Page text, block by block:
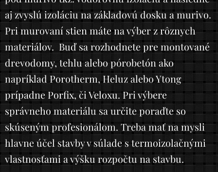
aj zvyslú izoláciu na základovú dosku a murivo.
Pri murovaní stien máte na výber z rôznych
materiálov. Buď sa rozhodnete pre montované
drevodomy, tehlu alebo pórobetón ako
napríklad Porotherm, Heluz alebo Ytong
prípadne Porfix, či Veloxu. Pri výbere
správneho materiálu sa určite poraďte so
skúseným profesionálom. Treba mať na mysli
hlavne účel stavby v súlade s termoizolačnými
vlastnosťami a výšku rozpočtu na stavbu.